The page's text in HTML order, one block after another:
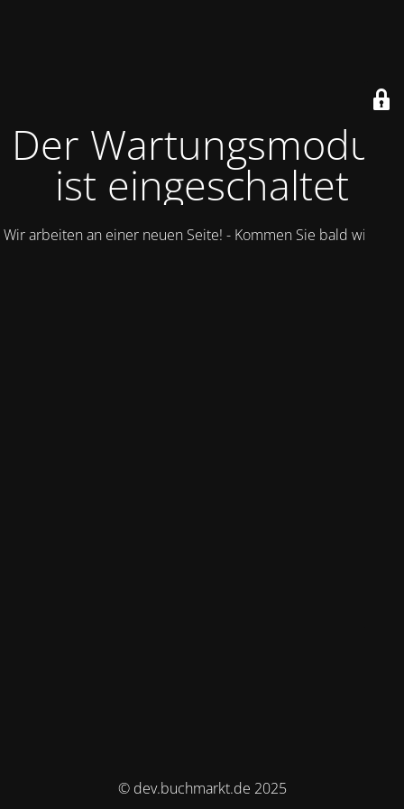
Der Wartungsmodus
ist eingeschaltet
Wir arbeiten an einer neuen Seite! - Kommen Sie bald wieder.
© dev.buchmarkt.de 2025